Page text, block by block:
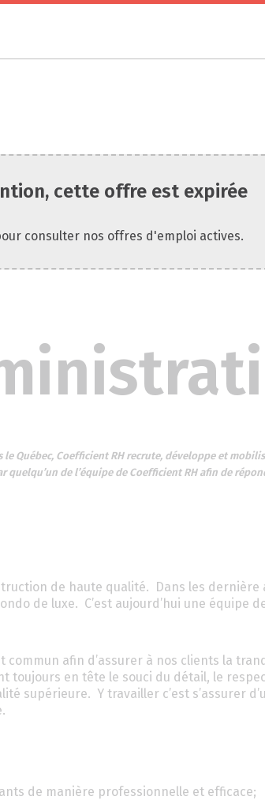
cette offre est expirée
consulter nos offres d'emploi actives.
Québec, Coefficient RH recrute, développe et
de l’équipe de Coefficient RH afin de
de haute qualité. Dans les dernière
de luxe. C’est aujourd’hui une équipe
commun afin d’assurer à nos clients la
toujours en tête le souci du détail, le
supérieure. Y travailler c’est s’assurer
de manière professionnelle et efficace;